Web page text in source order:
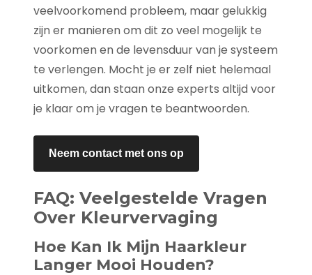
veelvoorkomend probleem, maar gelukkig
zijn er manieren om dit zo veel mogelijk te
voorkomen en de levensduur van je systeem
te verlengen. Mocht je er zelf niet helemaal
uitkomen, dan staan onze experts altijd voor
je klaar om je vragen te beantwoorden.
Neem contact met ons op
FAQ: Veelgestelde Vragen
Over Kleurvervaging
Hoe Kan Ik Mijn Haarkleur
Langer Mooi Houden?